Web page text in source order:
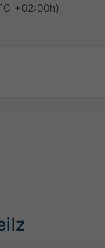
+02:00h)